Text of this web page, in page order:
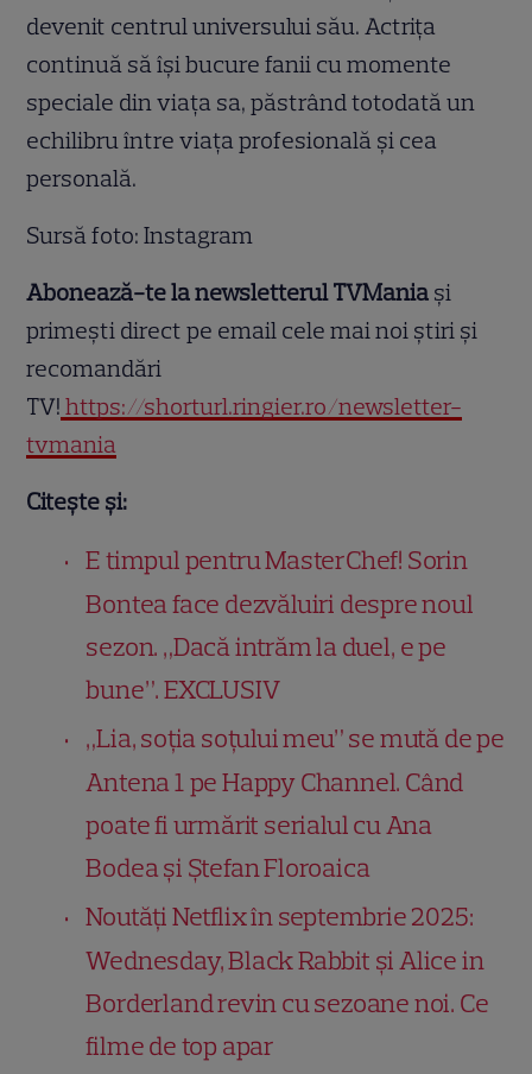
devenit centrul universului său. Actrița
continuă să își bucure fanii cu momente
speciale din viața sa, păstrând totodată un
echilibru între viața profesională și cea
personală.
Sursă foto: Instagram
Abonează-te la newsletterul TVMania și
primești direct pe email cele mai noi știri și
recomandări
TV! https://shorturl.ringier.ro/newsletter-
tvmania
Citește și:
E timpul pentru MasterChef! Sorin
Bontea face dezvăluiri despre noul
sezon. „Dacă intrăm la duel, e pe
bune”. EXCLUSIV
„Lia, soția soțului meu” se mută de pe
Antena 1 pe Happy Channel. Când
poate fi urmărit serialul cu Ana
Bodea și Ștefan Floroaica
Noutăți Netflix în septembrie 2025:
Wednesday, Black Rabbit și Alice in
Borderland revin cu sezoane noi. Ce
filme de top apar